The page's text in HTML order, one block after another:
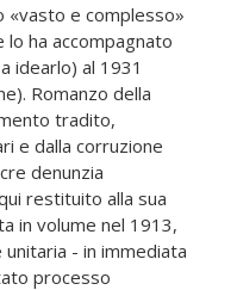
«vasto e complesso»
lo ha accompagnato
idearlo) al 1931
Romanzo della
tradito,
e dalla corruzione
denunzia
restituito alla sua
in volume nel 1913,
- in immediata
processo